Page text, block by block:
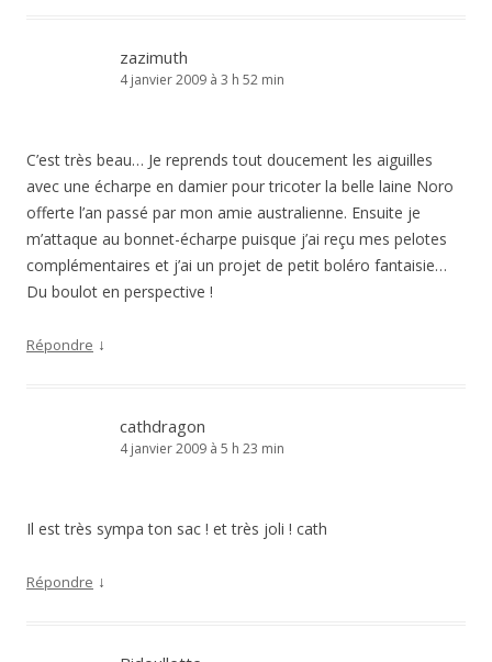
zazimuth
4 janvier 2009 à 3 h 52 min
C’est très beau… Je reprends tout doucement les aiguilles
avec une écharpe en damier pour tricoter la belle laine Noro
offerte l’an passé par mon amie australienne. Ensuite je
m’attaque au bonnet-écharpe puisque j’ai reçu mes pelotes
complémentaires et j’ai un projet de petit boléro fantaisie…
Du boulot en perspective !
Répondre ↓
cathdragon
4 janvier 2009 à 5 h 23 min
Il est très sympa ton sac ! et très joli ! cath
Répondre ↓